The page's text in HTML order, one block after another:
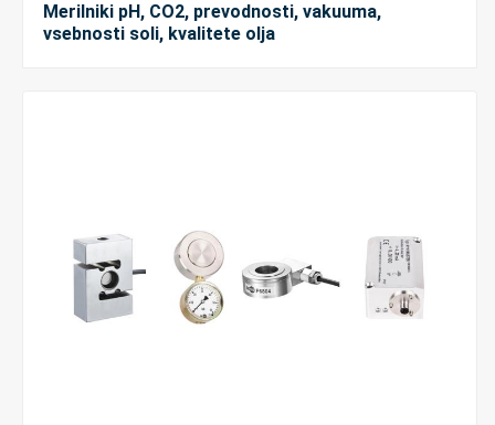
Merilniki pH, CO2, prevodnosti, vakuuma,
vsebnosti soli, kvalitete olja